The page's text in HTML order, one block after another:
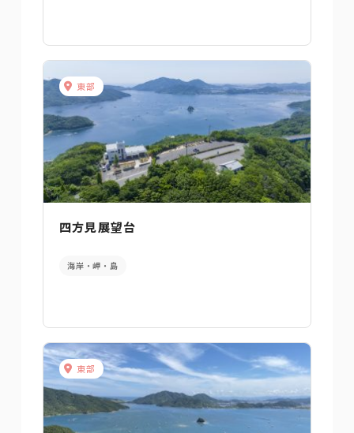
東部
四方見展望台
海岸・岬・島
東部